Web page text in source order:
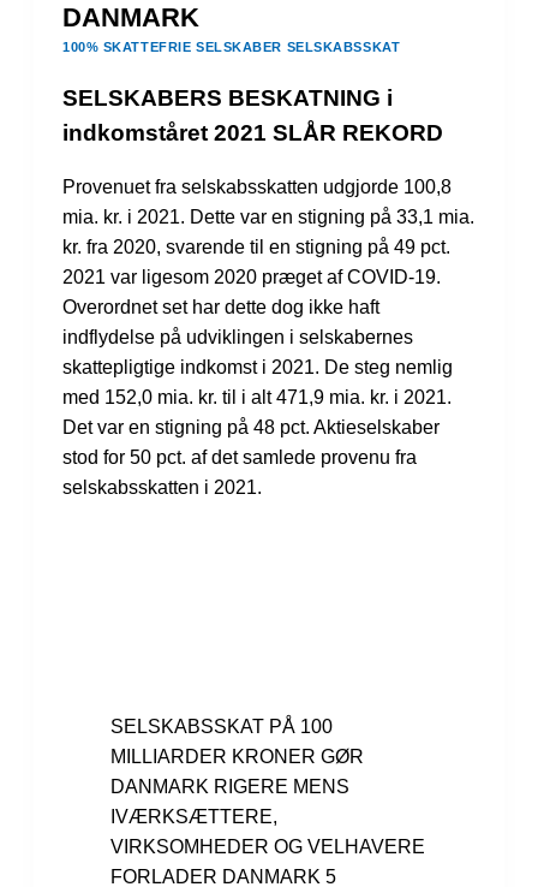
DANMARK
100% SKATTEFRIE SELSKABER SELSKABSSKAT
SELSKABERS BESKATNING i
indkomståret 2021 SLÅR REKORD
Provenuet fra selskabsskatten udgjorde 100,8
mia. kr. i 2021. Dette var en stigning på 33,1 mia.
kr. fra 2020, svarende til en stigning på 49 pct.
2021 var ligesom 2020 præget af COVID-19.
Overordnet set har dette dog ikke haft
indflydelse på udviklingen i selskabernes
skattepligtige indkomst i 2021. De steg nemlig
med 152,0 mia. kr. til i alt 471,9 mia. kr. i 2021.
Det var en stigning på 48 pct. Aktieselskaber
stod for 50 pct. af det samlede provenu fra
selskabsskatten i 2021.
SELSKABS­SKAT PÅ 100
MILLIARDER KRONER GØR
DANMARK RIGERE MENS
IVÆRKSÆTTERE,
VIRKSOMHEDER OG VELHAVERE
FORLADER DANMARK 5